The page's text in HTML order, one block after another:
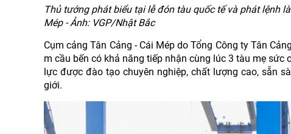
Thủ tướng phát biểu tại lễ đón tàu quốc tế và phát lệnh
Mép - Ảnh: VGP/Nhật Bắc
Cụm cảng Tân Cảng - Cái Mép do Tổng Công ty Tân
m cầu bến có khả năng tiếp nhận cùng lúc 3 tàu mẹ
lực được đào tạo chuyên nghiệp, chất lượng cao, sẵn
giới.